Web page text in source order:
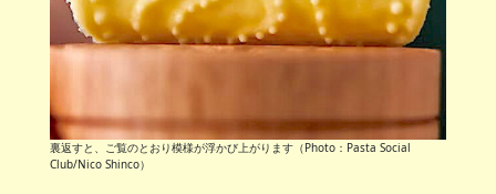
裏返すと、ご覧のとおり模様が浮かび上がります（Photo：Pasta Social
Club/Nico Shinco）